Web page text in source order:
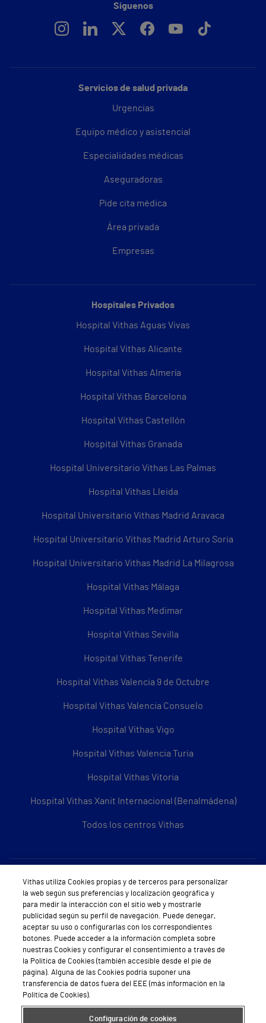
Servicios de salud privada
Urgencias
Equipo médico y asistencial
Especialidades médicas
Aseguradoras
Pide cita médica
Área privada
Empresas
Hospitales Privados
Hospital Vithas Aguas Vivas
Hospital Vithas Alicante
Hospital Vithas Almería
Hospital Vithas Barcelona
Hospital Vithas Castellón
Hospital Vithas Granada
Hospital Universitario Vithas Las Palmas
Hospital Vithas Lleida
Hospital Universitario Vithas Madrid Aravaca
Hospital Universitario Vithas Madrid Arturo Soria
Hospital Universitario Vithas Madrid La Milagrosa
Hospital Vithas Málaga
Hospital Vithas Medimar
Hospital Vithas Sevilla
Hospital Vithas Tenerife
Hospital Vithas Valencia 9 de Octubre
Hospital Vithas Valencia Consuelo
Hospital Vithas Vigo
Hospital Vithas Valencia Turia
Hospital Vithas Vitoria
Hospital Vithas Xanit Internacional (Benalmádena)
Todos los centros Vithas
Sobre Vithas
Quiénes somos
Trabajar en Vithas
Teléfono Cita Médica
Teléfono Atención al Cliente
Política de seguridad y salud en el trabajo
Conoce a Supervita
Síguenos
Vithas utiliza Cookies propias y de terceros para personalizar
la web según sus preferencias y localización geográfica y
para medir la interacción con el sitio web y mostrarle
publicidad según su perfil de navegación. Puede denegar,
aceptar su uso o configurarlas con los correspondientes
botones. Puede acceder a la información completa sobre
nuestras Cookies y configurar el consentimiento a través de
la Política de Cookies (también accesible desde el pie de
página). Alguna de las Cookies podría suponer una
transferencia de datos fuera del EEE (más información en la
Política de Cookies).
Configuración de cookies